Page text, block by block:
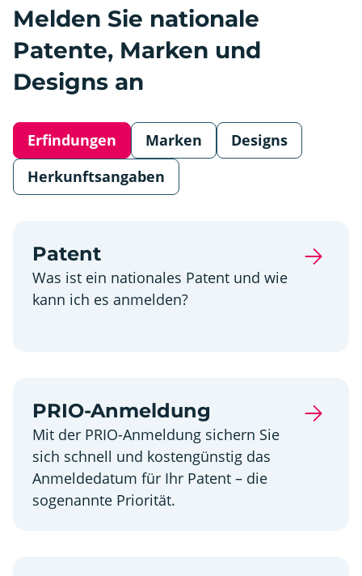
Melden Sie nationale
Patente, Marken und
Designs an
Erfindungen Marken
Designs
Herkunftsangaben
Patent
Was ist ein nationales Patent und wie
kann ich es anmelden?
PRIO-Anmeldung
Mit der PRIO-Anmeldung sichern Sie
sich schnell und kostengünstig das
Anmeldedatum für Ihr Patent – die
sogenannte Priorität.